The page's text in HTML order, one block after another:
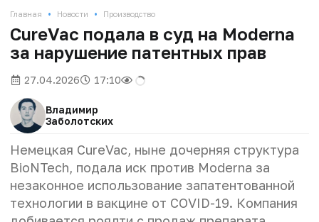
Главная • Новости • Производство
CureVac подала в суд на Moderna
за нарушение патентных прав
27.04.2026 17:10
Владимир
Заболотских
Немецкая CureVac, ныне дочерняя структура
BioNTech, подала иск против Moderna за
незаконное использование запатентованной
технологии в вакцине от COVID-19. Компания